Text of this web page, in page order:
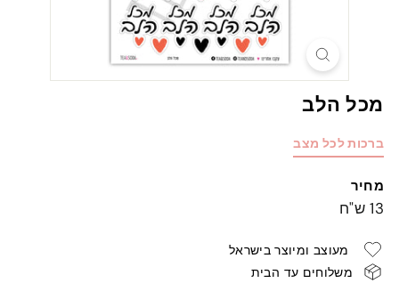
מכל הלב
ברכות לכל מצב
מחיר
מחיר
13 ש"ח
מעוצב ומיוצר בישראל
משלוחים עד הבית